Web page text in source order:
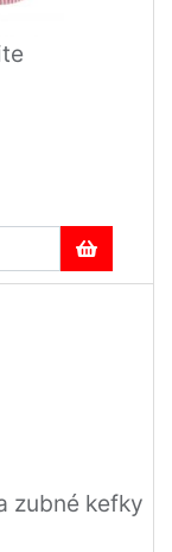
zubné kefky